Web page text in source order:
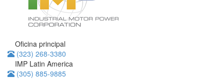
Oficina principal
(323) 268-3380
IMP Latin America
(305) 885-9885